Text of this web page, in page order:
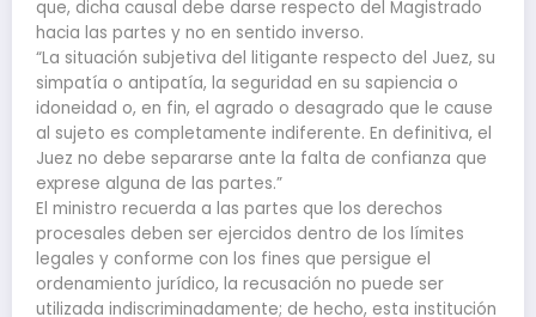
que, dicha causal debe darse respecto del Magistrado
hacia las partes y no en sentido inverso.
“La situación subjetiva del litigante respecto del Juez, su
simpatía o antipatía, la seguridad en su sapiencia o
idoneidad o, en fin, el agrado o desagrado que le cause
al sujeto es completamente indiferente. En definitiva, el
Juez no debe separarse ante la falta de confianza que
exprese alguna de las partes.”
El ministro recuerda a las partes que los derechos
procesales deben ser ejercidos dentro de los límites
legales y conforme con los fines que persigue el
ordenamiento jurídico, la recusación no puede ser
utilizada indiscriminadamente; de hecho, esta institución